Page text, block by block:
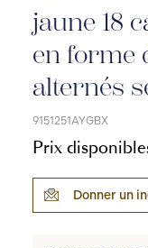
jaune 18
en forme
alternés
9151251AYGBX
Prix
Donner un